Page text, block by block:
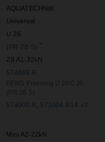
AQUATECHNIK
Universal
U 26
(PR-2B S)
Z8 A1-32kN
574866 R
574000 R 571004 R14 +7
Mini A2-22kN